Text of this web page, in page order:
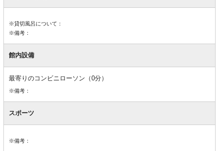
※貸切風呂について：
※備考：
館内設備
最寄りのコンビニローソン（0分）
※備考：
スポーツ
※備考：